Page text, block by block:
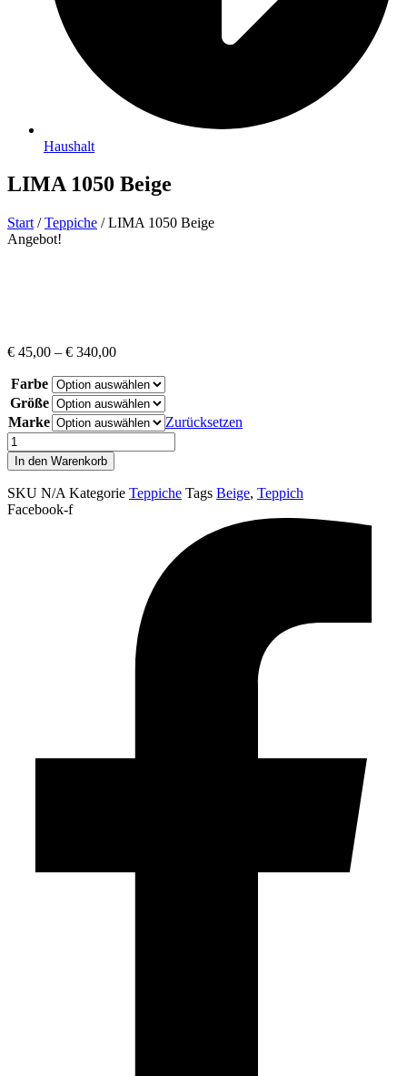
Haushalt
LIMA 1050 Beige
Start /Teppiche / LIMA 1050 Beige
Angebot!
€ 45,00 – € 340,00
Farbe
Größe
Marke
Zurücksetzen
LIMA
1050
Beige
Menge
In den Warenkorb
SKU N/A Kategorie Teppiche Tags Beige, Teppich
Facebook-f